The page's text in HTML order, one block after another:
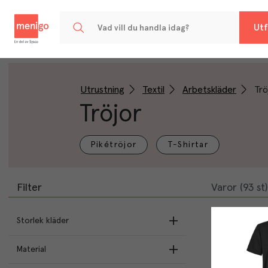
Utrustning Textil Arbetskläder
Tröjor
Pikétröjor T-Shirtar
Varor (93 st)
Filter
Storlek kläder
Material